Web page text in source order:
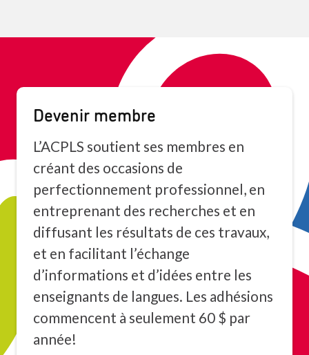
Devenir membre
L’ACPLS soutient ses membres en
créant des occasions de
perfectionnement professionnel, en
entreprenant des recherches et en
diffusant les résultats de ces travaux,
et en facilitant l’échange
d’informations et d’idées entre les
enseignants de langues. Les adhésions
commencent à seulement 60 $ par
année!